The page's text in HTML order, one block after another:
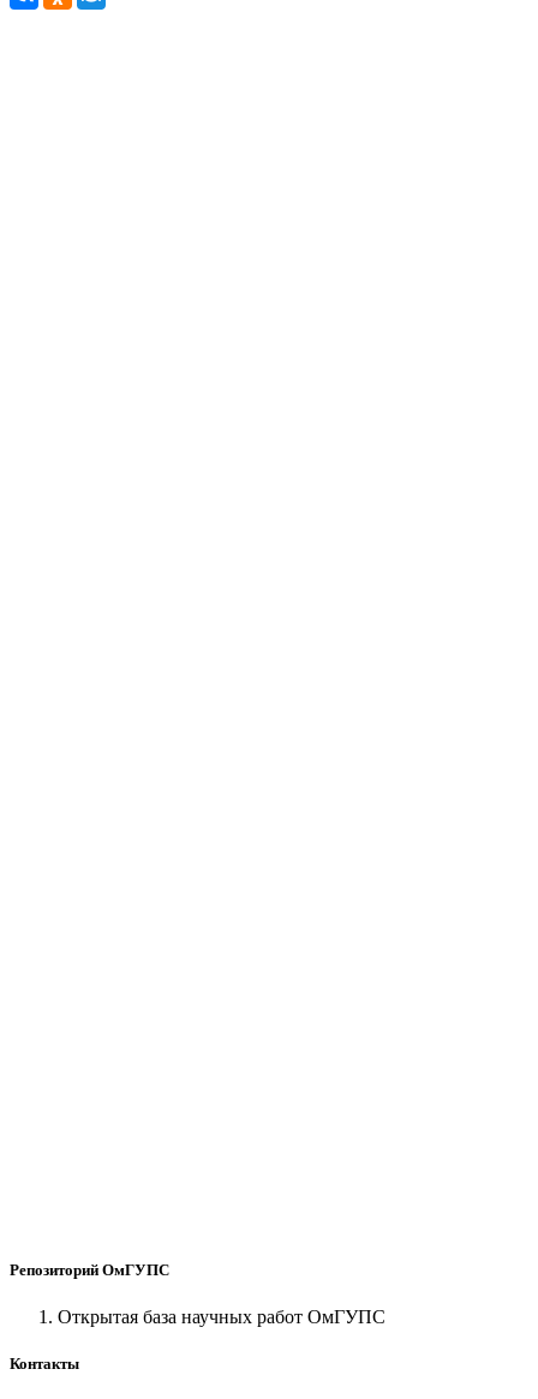
Репозиторий ОмГУПС
Открытая база научных работ ОмГУПС
Контакты